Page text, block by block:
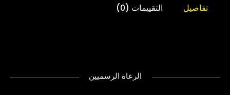
تفاصيل التقييمات (0)
الرعاة الرسميين